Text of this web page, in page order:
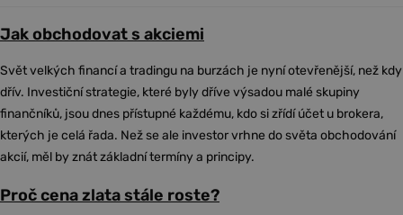
Jak obchodovat s akciemi
Svět velkých financí a tradingu na burzách je nyní otevřenější, než kdy
dřív. Investiční strategie, které byly dříve výsadou malé skupiny
finančníků, jsou dnes přístupné každému, kdo si zřídí účet u brokera,
kterých je celá řada. Než se ale investor vrhne do světa obchodování
akcií, měl by znát základní termíny a principy.
Proč cena zlata stále roste?